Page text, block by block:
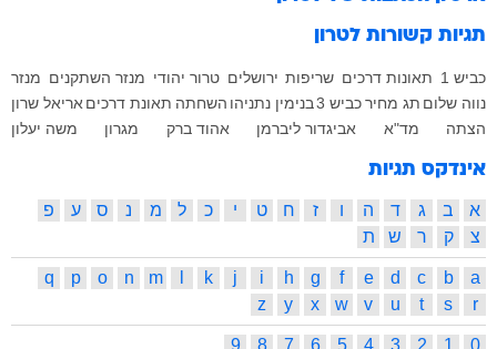
תגיות קשורות לטרון
כביש 1 תאונות דרכים שריפות ירושלים טרור יהודי מנזר השתקנים מנזר
נווה שלום תג מחירכביש 3 בנימין נתניהו השחתה תאונת דרכים אריאל שרון
הצתה
מד"א אביגדור ליברמן אהוד ברק מגרון משה יעלון
אינדקס תגיות
א ב ג ד ה ו ז ח ט י כ ל מ נ ס ע
פ
צ
ק ר ש ת
a
b
c
d
e
f
g
h
i
j
k
m
n
o
p
q
r
s
t
u
v
w
x
y
z